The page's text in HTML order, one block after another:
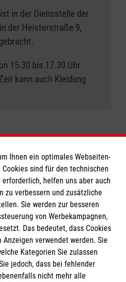
in der Diensstelle der
der Heisterstraße 9,
15.30 bis 17.30 Uhr
kann auch Kleidung
Ihnen ein optimales Webseiten-
sind für den technischen
helfen uns aber auch
zu verbessern und zusätzliche
Sie werden zur besseren
von Werbekampagnen,
Das bedeutet, dass Cookies
verwendet werden. Sie
Kategorien Sie zulassen
jedoch, dass bei fehlender
nicht mehr alle